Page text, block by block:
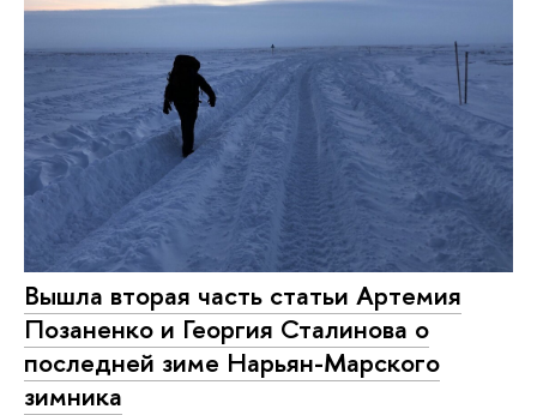
Вышла вторая часть статьи Артемия
Позаненко и Георгия Сталинова о
последней зиме Нарьян-Марского
зимника